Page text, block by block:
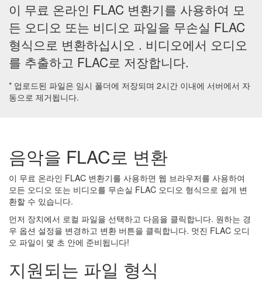
이 무료 온라인 FLAC 변환기를 사용하여 모
든 오디오 또는 비디오 파일을 무손실 FLAC
형식으로 변환하십시오 . 비디오에서 오디오
를 추출하고 FLAC로 저장합니다.
* 업로드된 파일은 임시 폴더에 저장되며 2시간 이내에 서버에서 자
동으로 제거됩니다.
음악을 FLAC로 변환
이 무료 온라인 FLAC 변환기를 사용하면 웹 브라우저를 사용하여
모든 오디오 또는 비디오를 무손실 FLAC 오디오 형식으로 쉽게 변
환할 수 있습니다.
먼저 장치에서 로컬 파일을 선택하고 다음을 클릭합니다. 원하는 경
우 옵션 설정을 변경하고 변환 버튼을 클릭합니다. 멋진 FLAC 오디
오 파일이 몇 초 안에 준비됩니다!
지원되는 파일 형식